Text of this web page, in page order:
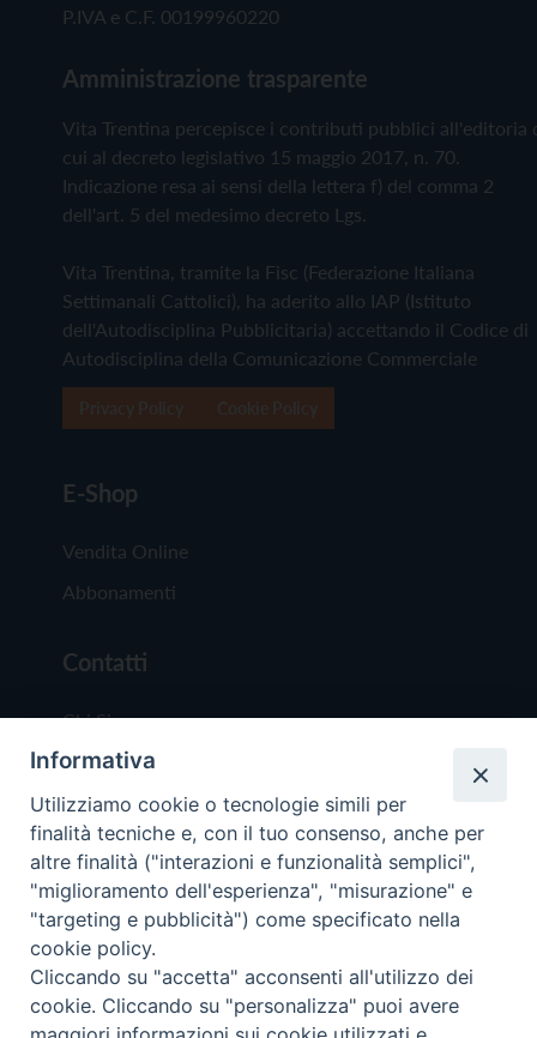
P.IVA e C.F. 00199960220
Amministrazione trasparente
Vita Trentina percepisce i contributi pubblici all'editoria
cui al decreto legislativo 15 maggio 2017, n. 70.
Indicazione resa ai sensi della lettera f) del comma 2
dell'art. 5 del medesimo decreto Lgs.
Vita Trentina, tramite la Fisc (Federazione Italiana
Settimanali Cattolici), ha aderito allo IAP (Istituto
dell'Autodisciplina Pubblicitaria) accettando il Codice di
Autodisciplina della Comunicazione Commerciale
E-Shop
Vendita Online
Abbonamenti
Contatti
Chi Siamo
Redazione
Scrivici
Copyright © 2019 - Tutti i diritti riservati - Vita
Trentina Editrice
Informativa
Utilizziamo cookie o tecnologie simili per
finalità tecniche e, con il tuo consenso, anche per
altre finalità ("interazioni e funzionalità semplici",
"miglioramento dell'esperienza", "misurazione" e
"targeting e pubblicità") come specificato nella
cookie policy.
Cliccando su "accetta" acconsenti all'utilizzo dei
cookie. Cliccando su "personalizza" puoi avere